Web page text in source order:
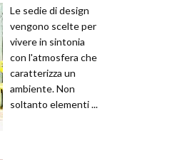
Le sedie di design
vengono scelte per
vivere in sintonia
con l'atmosfera che
caratterizza un
ambiente. Non
soltanto elementi ...